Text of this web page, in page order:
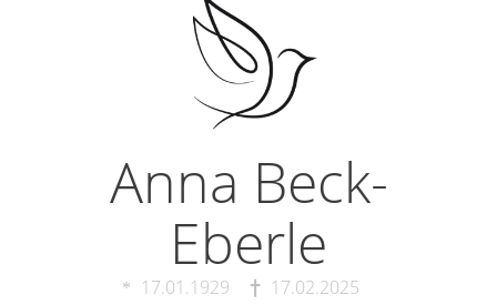
Anna Beck-
Eberle
17.01.1929
17.02.2025